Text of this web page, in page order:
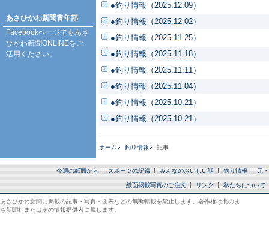
●釣り情報（2025.12.09）
●釣り情報（2025.12.02）
●釣り情報（2025.11.25）
●釣り情報（2025.11.18）
●釣り情報（2025.11.11）
●釣り情報（2025.11.04）
●釣り情報（2025.10.21）
●釣り情報（2025.10.21）
ホーム 釣り情報 記事
あさひかわ新聞青年部
Facebookページでもあさ
ひかわ新聞ONLINEをご
活用ください。
今週の紙面から スポーツの記録 みんなのおいしい話 釣り情報 元
紙面掲載写真のご注文 リンク 私たちについて
あさひかわ新聞に掲載の記事・写真・図表などの無断転載を禁止します。著作権は北のま
ち新聞社またはその情報提供者に属します。